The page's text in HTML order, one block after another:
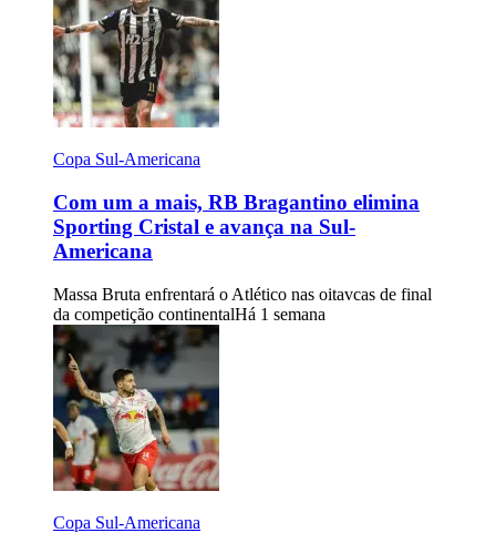
Copa Sul-Americana
Com um a mais, RB Bragantino elimina
Sporting Cristal e avança na Sul-
Americana
Massa Bruta enfrentará o Atlético nas oitavcas de final
da competição continentalHá 1 semana
Copa Sul-Americana